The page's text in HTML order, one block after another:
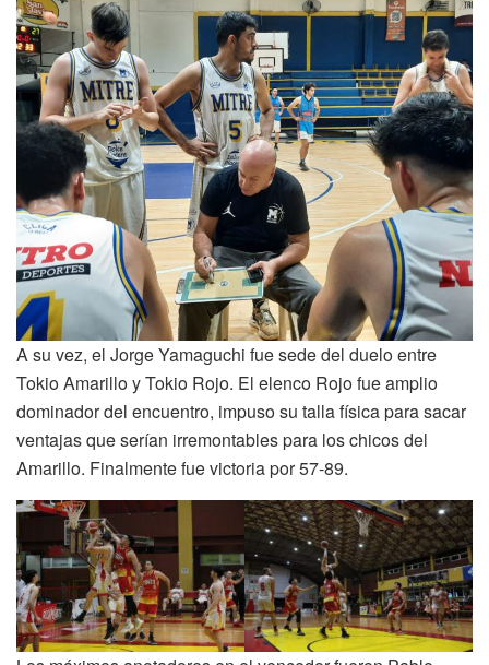
A su vez, el Jorge Yamaguchi fue sede del duelo entre
Tokio Amarillo y Tokio Rojo. El elenco Rojo fue amplio
dominador del encuentro, impuso su talla física para sacar
ventajas que serían irremontables para los chicos del
Amarillo. Finalmente fue victoria por 57-89.